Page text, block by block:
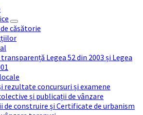
căsătorie
Legea 52 din 2003 și Legea
rezultate concursuri și examene
și publicații de vânzare
de construire și Certificate de urbanism